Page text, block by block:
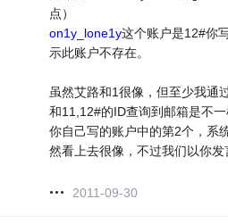
点）
on1y_lone1y这个账户是12#你
示此账户不存在。
虽然艾路和1很像，但至少我通
和11,12#的ID查询到邮箱是不一
你自己写的账户中的第2个，系
然看上去很像，不过我们以你发
2011-09-30